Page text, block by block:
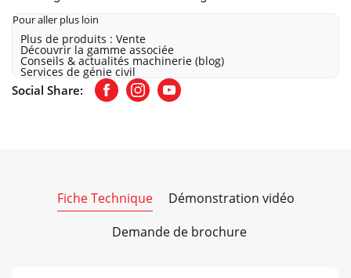
Pour aller plus loin
Plus de produits : Vente
Découvrir la gamme associée
Conseils & actualités machinerie (blog)
Services de génie civil
Social Share: FacebookInstagramYoutube
Fiche Technique
Démonstration vidéo
Demande de brochure